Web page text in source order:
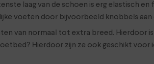
laag van de schoen is erg elastisch
voeten door bijvoorbeeld knobbels
van normaal tot extra breed. Hierdoor
Hierdoor zijn ze ook geschikt voor